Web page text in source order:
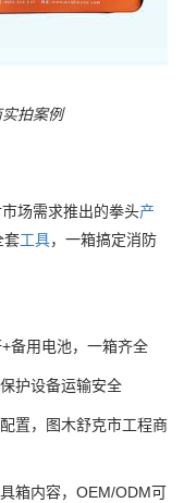
拍案例
场需求推出的拳头产
套工具，一箱搞定消防
备用电池，一箱齐全
护设备运输安全
置，图木舒克市工程商
箱内容，OEM/ODM可